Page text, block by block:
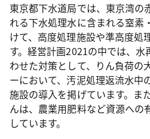
東京都下水道局では、東京湾の
れる下水処理水に含まれる窒素
けて、高度処理施設や準高度処
す。経営計画2021の中では、
わせた対策として、りん負荷の
ーにおいて、汚泥処理返流水中
施設の導入を掲げています。ま
んは、農業用肥料など資源への
しています。